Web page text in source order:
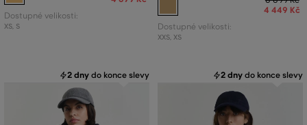
Dostupné velikosti:
XS, S
4 449 Kč
Dostupné velikosti:
XXS, XS
2 dny do konce slevy 2 dny do konce slevy